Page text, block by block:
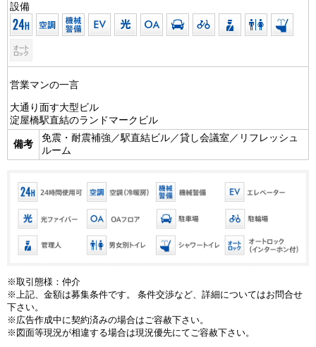
設備
営業マンの一言
大通り面す大型ビル
淀屋橋駅直結のランドマークビル
備考
免震・耐震補強／駅直結ビル／貸し会議室／リフレッシュ
ルーム
※取引態様：仲介
※上記、金額は募集条件です。 条件交渉など、詳細についてはお問合せ
下さい。
※広告作成中に契約済みの場合はご容赦下さい。
※図面等現況が相違する場合は現況優先にてご容赦下さい。